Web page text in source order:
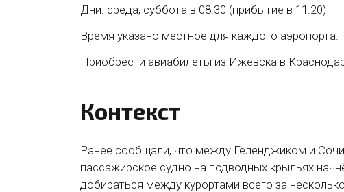
Дни: среда, суббота в 08:30 (прибытие в 11:20)
Время указано местное для каждого аэропорта.
Приобрести авиабилеты из Ижевска в
Контекст
Ранее сообщали, что между Геленджиком и
пассажирское судно на подводных крыльях
добираться между курортами всего за